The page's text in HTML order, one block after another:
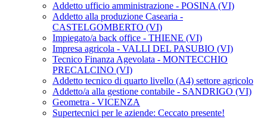
Addetto ufficio amministrazione - POSINA (VI)
Addetto alla produzione Casearia -
CASTELGOMBERTO (VI)
Impiegato/a back office - THIENE (VI)
Impresa agricola - VALLI DEL PASUBIO (VI)
Tecnico Finanza Agevolata - MONTECCHIO
PRECALCINO (VI)
Addetto tecnico di quarto livello (A4) settore agricolo
Addetto/a alla gestione contabile - SANDRIGO (VI)
Geometra - VICENZA
Supertecnici per le aziende: Ceccato presente!